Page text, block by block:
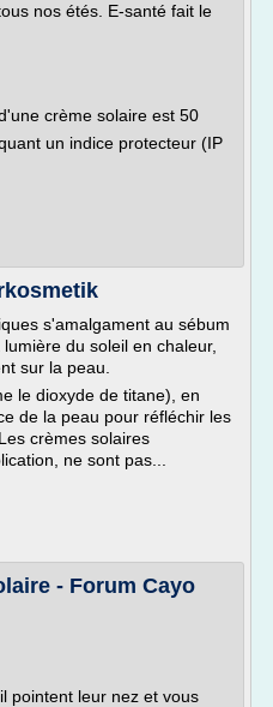
nos étés. E-santé fait le
crème solaire est 50
un indice protecteur (IP
s'amalgament au sébum
du soleil en chaleur,
sur la peau.
le dioxyde de titane), en
de la peau pour réfléchir les
crèmes solaires
ne sont pas...
- Forum Cayo
pointent leur nez et vous